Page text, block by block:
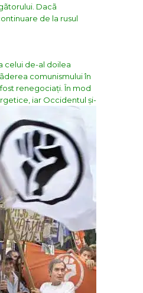
Dacã
de la rusul
celui de-al doilea
comunismului în
renegociați. În mod
iar Occidentul și-